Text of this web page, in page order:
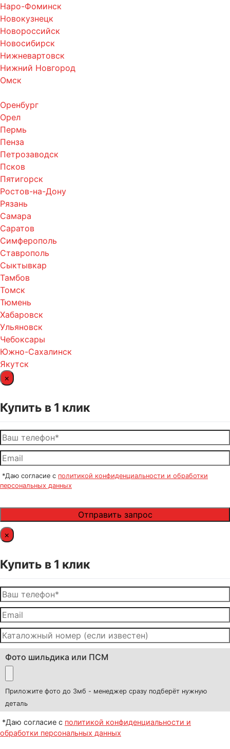
Наро-Фоминск
Новокузнецк
Новороссийск
Новосибирск
Нижневартовск
Нижний Новгород
Омск
Оренбург
Орел
Пермь
Пенза
Петрозаводск
Псков
Пятигорск
Ростов-на-Дону
Рязань
Самара
Саратов
Симферополь
Ставрополь
Сыктывкар
Тамбов
Томск
Тюмень
Хабаровск
Ульяновск
Чебоксары
Южно-Сахалинск
Якутск
×
Купить в 1 клик
*Даю согласие с политикой конфиденциальности и обработки
персональных данных
×
Купить в 1 клик
Фото шильдика или ПСМ
Приложите фото до 3мб - менеджер сразу подберёт нужную
деталь
*Даю согласие с политикой конфиденциальности и
обработки персональных данных